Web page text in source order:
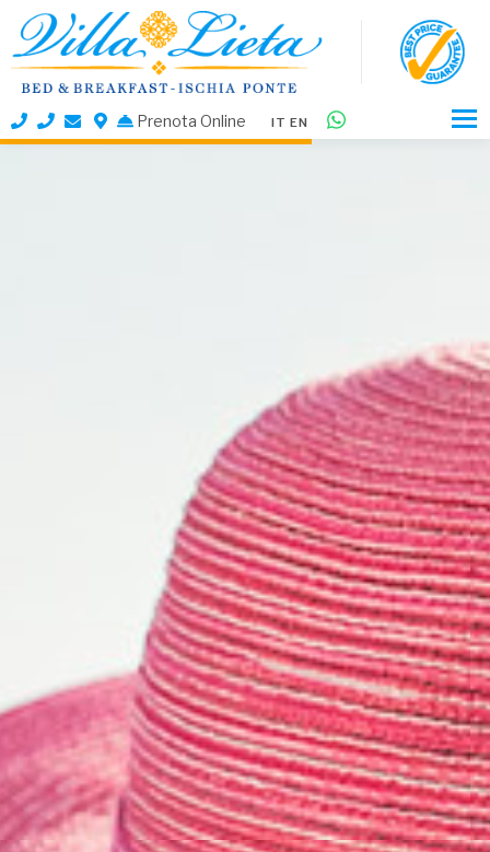
Prenota Online IT EN